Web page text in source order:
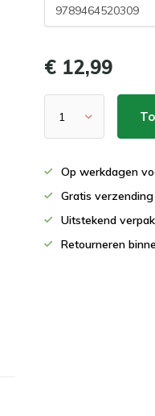
9789464520309
€ 12,99
Op werkdagen
Gratis
Uitstekend
Retourneren